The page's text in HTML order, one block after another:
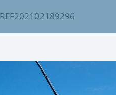
REF202102189296